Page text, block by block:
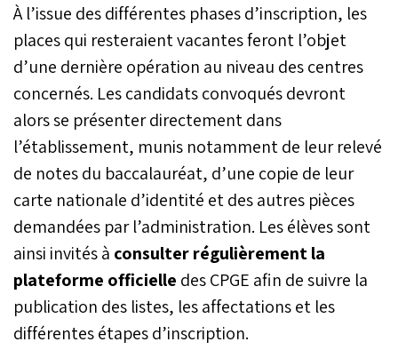
À l’issue des différentes phases d’inscription, les
places qui resteraient vacantes feront l’objet
d’une dernière opération au niveau des centres
concernés. Les candidats convoqués devront
alors se présenter directement dans
l’établissement, munis notamment de leur relevé
de notes du baccalauréat, d’une copie de leur
carte nationale d’identité et des autres pièces
demandées par l’administration. Les élèves sont
ainsi invités à consulter régulièrement la
plateforme officielle des CPGE afin de suivre la
publication des listes, les affectations et les
différentes étapes d’inscription.